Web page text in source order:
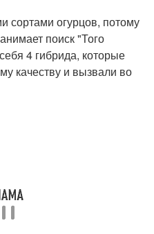
сортами огурцов, потому
поиск "Того
4 гибрида, которые
качеству и вызвали во